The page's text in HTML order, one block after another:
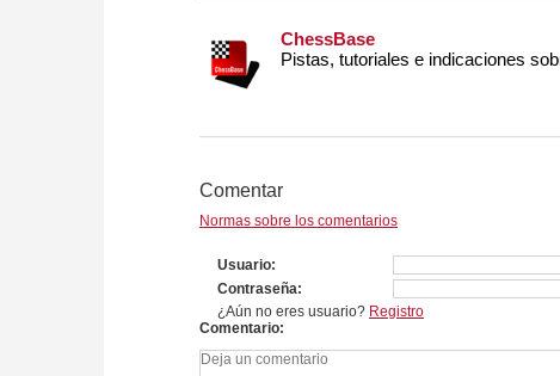
ChessBase
Pistas, tutoriales e indicaciones
Comentar
Normas sobre los comentarios
Usuario
Contraseña
¿Aún no eres usuario? Registro
Comentario